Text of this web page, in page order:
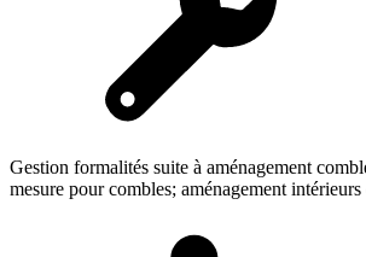
Gestion formalités suite à aménagement
mesure pour combles; aménagement intérieurs